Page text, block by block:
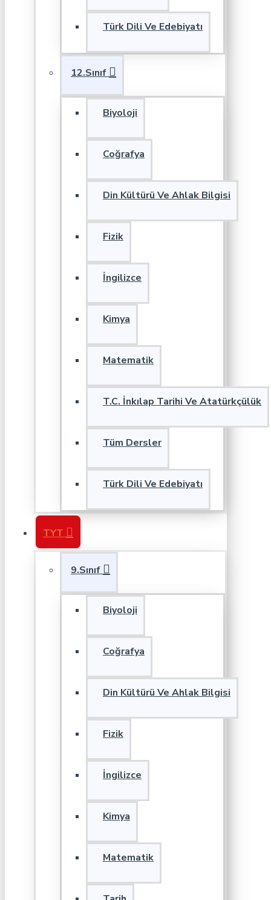
Türk Dili Ve Edebiyatı
12.Sınıf
Biyoloji
Coğrafya
Din Kültürü Ve Ahlak Bilgisi
Fizik
İngilizce
Kimya
Matematik
T.C. İnkılap Tarihi Ve Atatürkçülük
Tüm Dersler
Türk Dili Ve Edebiyatı
TYT
9.Sınıf
Biyoloji
Coğrafya
Din Kültürü Ve Ahlak Bilgisi
Fizik
İngilizce
Kimya
Matematik